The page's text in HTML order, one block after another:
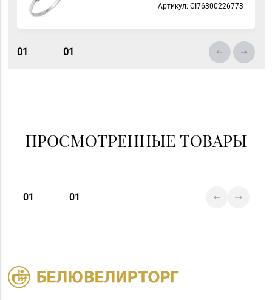
Магазин
№36 «Кристалл» г.
Гомель, пр-т Победы,
Артикул: СI76300226773
01 01
ПРОСМОТРЕННЫЕ ТОВАРЫ
01 01